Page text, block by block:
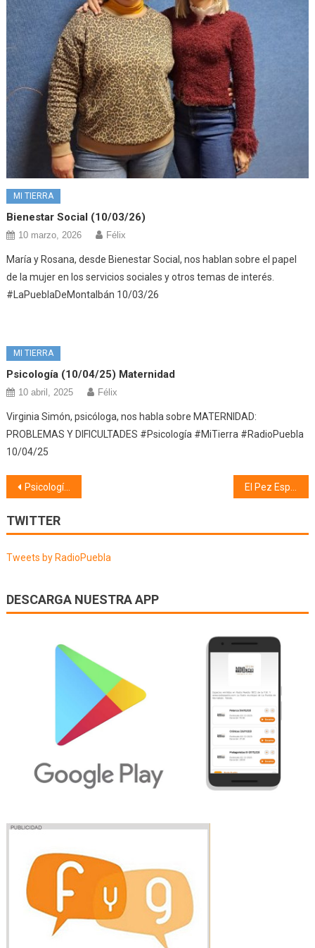
MI TIERRA
Bienestar Social (10/03/26)
10 marzo, 2026 Félix
María y Rosana, desde Bienestar Social, nos hablan sobre el papel
de la mujer en los servicios sociales y otros temas de interés.
#LaPueblaDeMontalbán 10/03/26
MI TIERRA
Psicología (10/04/25) Maternidad
10 abril, 2025 Félix
Virginia Simón, psicóloga, nos habla sobre MATERNIDAD:
PROBLEMAS Y DIFICULTADES #Psicología #MiTierra #RadioPuebla
10/04/25
Navegación
de
entradas
Psicología (10/10/24) COMPORTAMIENTO DE LOS PADRES QUE LOS HIJOS NUNCA OLVIDAN
TWITTER
Tweets by RadioPuebla
DESCARGA NUESTRA APP